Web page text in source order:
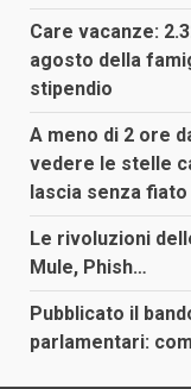
Care vacanze:
agosto della
stipendio
A meno di 2 ore
vedere le stelle
lascia senza fiato
Le rivoluzioni
Mule, Phish…
Pubblicato il
parlamentari: